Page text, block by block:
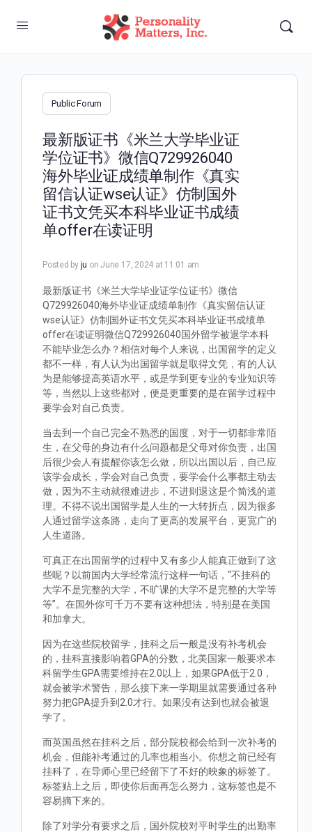
Public Forum
最新版证书《米兰大学毕业证
学位证书》微信Q729926040
海外毕业证成绩单制作《真实
留信认证wse认证》仿制国外
证书文凭买本科毕业证书成绩
单offer在读证明
Posted by ju on June 17, 2024 at 11:01 am
最新版证书《米兰大学毕业证学位证书》微信
Q729926040海外毕业证成绩单制作《真实留信认证
wse认证》仿制国外证书文凭买本科毕业证书成绩单
offer在读证明微信Q729926040国外留学被退学本科
不能毕业怎么办？相信对每个人来说，出国留学的定义
都不一样，有人认为出国留学就是取得文凭，有的人认
为是能够提高英语水平，或是学到更专业的专业知识等
等，当然以上这些都对，便是更重要的是在留学过程中
要学会对自己负责。
当去到一个自己完全不熟悉的国度，对于一切都非常陌
生，在父母的身边有什么问题都是父母对你负责，出国
后很少会人有提醒你该怎么做，所以出国以后，自己应
该学会成长，学会对自己负责，要学会什么事都主动去
做，因为不主动就很难进步，不进则退这是个简浅的道
理。不得不说出国留学是人生的一大转折点，因为很多
人通过留学这条路，走向了更高的发展平台，更宽广的
人生道路。
可真正在出国留学的过程中又有多少人能真正做到了这
些呢？以前国内大学经常流行这样一句话，“不挂科的
大学不是完整的大学，不旷课的大学不是完整的大学等
等”。在国外你可千万不要有这种想法，特别是在美国
和加拿大。
因为在这些院校留学，挂科之后一般是没有补考机会
的，挂科直接影响着GPA的分数，北美国家一般要求本
科留学生GPA需要维持在2.0以上，如果GPA低于2.0，
就会被学术警告，那么接下来一学期里就需要通过各种
努力把GPA提升到2.0才行。如果没有达到也就会被退
学了。
而英国虽然在挂科之后，部分院校都会给到一次补考的
机会，但能补考通过的几率也相当小。你想之前已经有
挂科了，在导师心里已经留下了不好的映象的标签了。
标签贴上之后，即使你后面再怎么努力，这标签也是不
容易摘下来的。
除了对学分有要求之后，国外院校对平时学生的出勤率